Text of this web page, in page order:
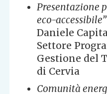
Presentazione
eco-
Daniele
Settore
Gestione del
di Cervia
Comunità